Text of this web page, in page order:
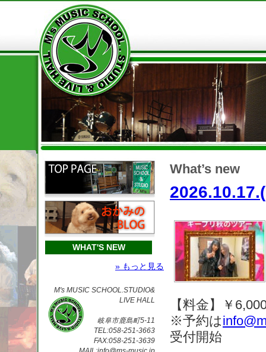
WHAT'S NEW
» もっと見る
M's MUSIC SCHOOL.STUDIO&
LIVE HALL
岐阜市鹿島町5-11
TEL:058-251-3663
FAX:058-251-3639
What’s new
【料金】￥
※予約は
受付開始